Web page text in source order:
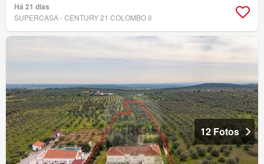
Há 21 dias
SUPERCASA - CENTURY 21 COLOMBO II
12 Fotos